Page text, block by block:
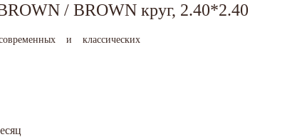
/ BROWN круг, 2.40*2.40
и классических